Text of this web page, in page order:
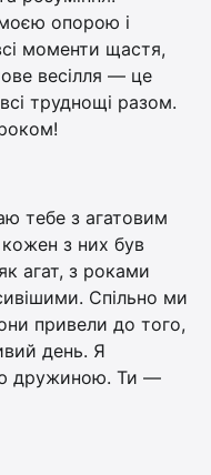
опорою і
моменти щастя,
весілля — це
труднощі разом.
тебе з агатовим
з них був
агат, з роками
Спільно ми
привели до того,
день. Я
дружиною. Ти —